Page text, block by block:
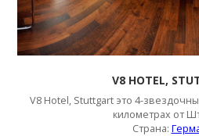
V8 HOTEL,
V8 Hotel, Stuttgart это 4-
километрах от
Страна: